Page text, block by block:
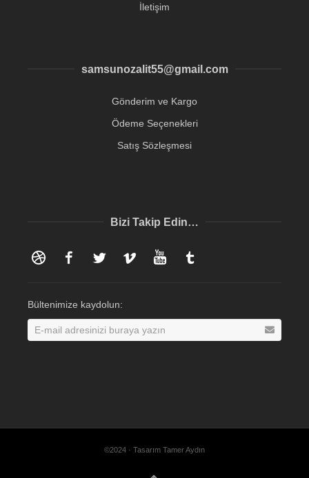
İletişim
samsunozalit55@gmail.com
Gönderim ve Kargo
Ödeme Seçenekleri
Satış Sözleşmesi
Bizi Takip Edin…
Dribbble FacebookTwitter Vimeo YouTube
Bültenimize kaydolun:
©2024 · Tasarım Tamer Aydın